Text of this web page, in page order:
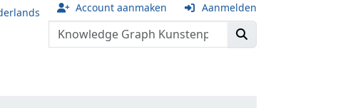
Account aanmaken Aanmelden